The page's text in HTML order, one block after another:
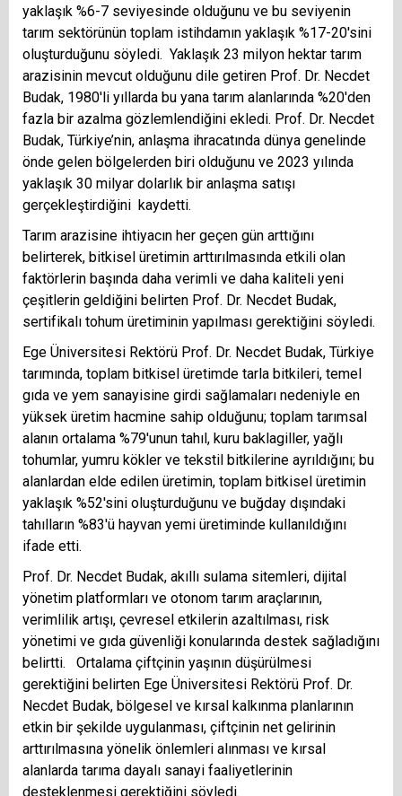
yaklaşık %6-7 seviyesinde olduğunu ve bu seviyenin
tarım sektörünün toplam istihdamın yaklaşık %17-20'sini
oluşturduğunu söyledi. Yaklaşık 23 milyon hektar tarım
arazisinin mevcut olduğunu dile getiren Prof. Dr. Necdet
Budak, 1980'li yıllarda bu yana tarım alanlarında %20'den
fazla bir azalma gözlemlendiğini ekledi. Prof. Dr. Necdet
Budak, Türkiye’nin, anlaşma ihracatında dünya genelinde
önde gelen bölgelerden biri olduğunu ve 2023 yılında
yaklaşık 30 milyar dolarlık bir anlaşma satışı
gerçekleştirdiğini kaydetti.
Tarım arazisine ihtiyacın her geçen gün arttığını
belirterek, bitkisel üretimin arttırılmasında etkili olan
faktörlerin başında daha verimli ve daha kaliteli yeni
çeşitlerin geldiğini belirten Prof. Dr. Necdet Budak,
sertifikalı tohum üretiminin yapılması gerektiğini söyledi.
Ege Üniversitesi Rektörü Prof. Dr. Necdet Budak, Türkiye
tarımında, toplam bitkisel üretimde tarla bitkileri, temel
gıda ve yem sanayisine girdi sağlamaları nedeniyle en
yüksek üretim hacmine sahip olduğunu; toplam tarımsal
alanın ortalama %79'unun tahıl, kuru baklagiller, yağlı
tohumlar, yumru kökler ve tekstil bitkilerine ayrıldığını; bu
alanlardan elde edilen üretimin, toplam bitkisel üretimin
yaklaşık %52'sini oluşturduğunu ve buğday dışındaki
tahılların %83'ü hayvan yemi üretiminde kullanıldığını
ifade etti.
Prof. Dr. Necdet Budak, akıllı sulama sitemleri, dijital
yönetim platformları ve otonom tarım araçlarının,
verimlilik artışı, çevresel etkilerin azaltılması, risk
yönetimi ve gıda güvenliği konularında destek sağladığını
belirtti. Ortalama çiftçinin yaşının düşürülmesi
gerektiğini belirten Ege Üniversitesi Rektörü Prof. Dr.
Necdet Budak, bölgesel ve kırsal kalkınma planlarının
etkin bir şekilde uygulanması, çiftçinin net gelirinin
arttırılmasına yönelik önlemleri alınması ve kırsal
alanlarda tarıma dayalı sanayi faaliyetlerinin
desteklenmesi gerektiğini söyledi.